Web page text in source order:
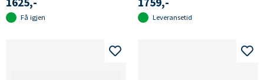
Få igjen Leveransetid